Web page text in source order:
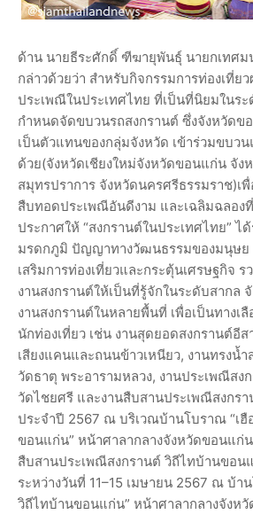
ด้าน นายธีระศักดิ์ ฑีฆายุพันธุ์ นายกเทศ
กล่าวด้วยว่า สำหรับกิจกรรมการท่องเที่ย
ประเพณีในประเทศไทย ที่เป็นที่นิยมในร
กำหนดจัดขบวนรถสงกรานต์ ซึ่งจังหวัดข
เป็นตัวแทนของกลุ่มจังหวัด เข้าร่วมขบว
ด้วย(จังหวัดเชียงใหม่จังหวัดขอนแก่น จัง
สมุทรปราการ จังหวัดนครศรีธรรมราช)เ
สืบทอดประเพณีอันดีงาม และเฉลิมฉลอง
ประกาศให้ “สงกรานต์ในประเทศไทย” ไ
มรดกภูมิ ปัญญาทางวัฒนธรรมของมนุษย
เสริมการท่องเที่ยวและกระตุ้นเศรษฐกิจ
งานสงกรานต์ให้เป็นที่รู้จักในระดับสากล
งานสงกรานต์ในหลายพื้นที่ เพื่อเป็นทางเ
นักท่องเที่ยว เช่น งานสุดยอดสงกรานต์อี
เสียงแคนและถนนข้าวเหนียว, งานทรงน้
วัดธาตุ พระอารามหลวง, งานประเพณีส
วัดไชยศรี และงานสืบสานประเพณีสงกร
ประจำปี 2567 ณ บริเวณบ้านโบราณ “เ
ขอนแก่น” หน้าศาลากลางจังหวัดขอนแก่
สืบสานประเพณีสงกรานต์ วิถีไทบ้านขอน
ระหว่างวันที่ 11–15 เมษายน 2567 ณ บ้า
วิถีไทบ้านขอนแก่น” หน้าศาลากลางจังห